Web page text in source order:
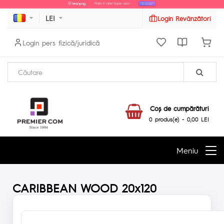
LEI Login Revânzători
Login pers fizică/juridică
Coş de cumpărături
0 produs(e) - 0,00 LEI
Meniu
CARIBBEAN WOOD 20x120